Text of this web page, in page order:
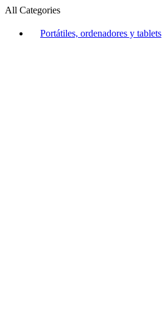
All Categories
Portátiles, ordenadores y tablets